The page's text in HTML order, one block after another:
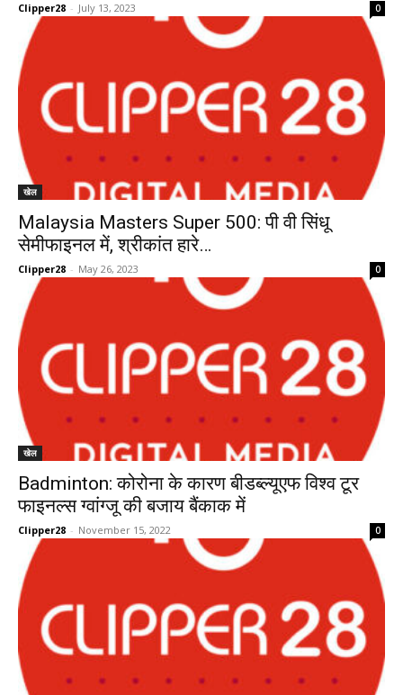
Clipper28 - July 13, 2023 0
खेल
Malaysia Masters Super 500: पी वी सिंधू
सेमीफाइनल में, श्रीकांत हारे…
Clipper28 - May 26, 2023 0
खेल
Badminton: कोरोना के कारण बीडब्ल्यूएफ विश्व टूर
फाइनल्स ग्वांग्जू की बजाय बैंकाक में
Clipper28 - November 15, 2022 0